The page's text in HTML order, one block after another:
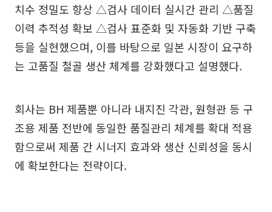
치수 정밀도 향상 △검사 데이터 실시간 관리 △품질
이력 추적성 확보 △검사 표준화 및 자동화 기반 구축
등을 실현했으며, 이를 바탕으로 일본 시장이 요구하
는 고품질 철골 생산 체계를 강화했다고 설명했다.
회사는 BH 제품뿐 아니라 내지진 각관, 원형관 등 구
조용 제품 전반에 동일한 품질관리 체계를 확대 적용
함으로써 제품 간 시너지 효과와 생산 신뢰성을 동시
에 확보한다는 전략이다.